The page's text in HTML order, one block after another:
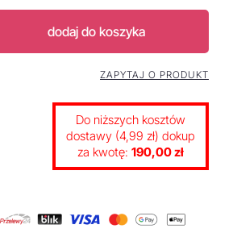
dodaj do koszyka
ZAPYTAJ O PRODUKT
Do niższych kosztów
dostawy (4,99 zł) dokup
za kwotę: 190,00 zł